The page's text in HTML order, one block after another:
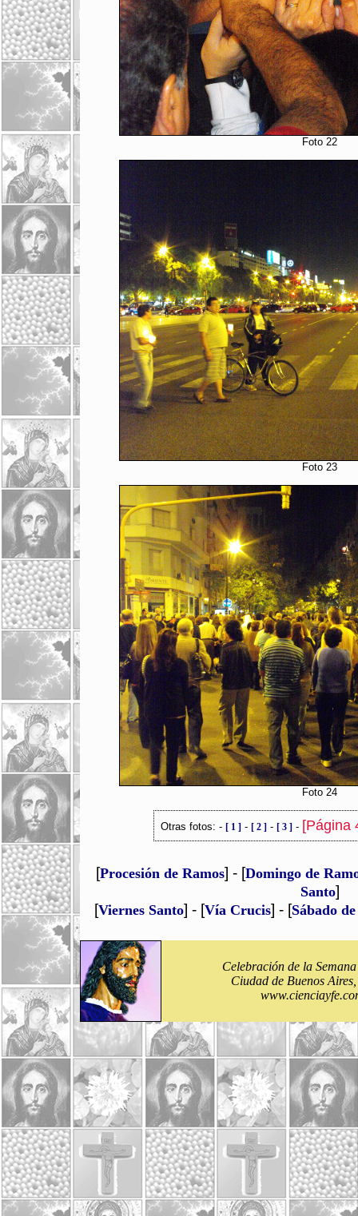
Foto 22
Foto 23
Foto 24
Otras fotos: - [ 1 ]- [ 2 ]- [ 3 ]- [Página
[Procesión de Ramos] - [Domingo de
Santo]
[Viernes Santo] - [Vía Crucis] - [Sábado
Celebración de la
Ciudad de Buenos